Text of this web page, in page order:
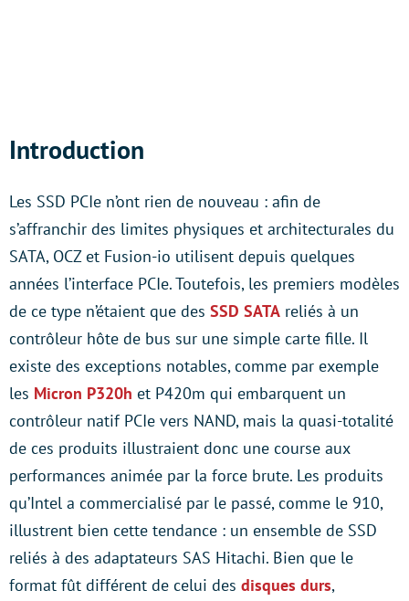
Introduction
Les SSD PCIe n’ont rien de nouveau : afin de
s’affranchir des limites physiques et architecturales du
SATA, OCZ et Fusion-io utilisent depuis quelques
années l’interface PCIe. Toutefois, les premiers modèles
de ce type n’étaient que des SSD SATA reliés à un
contrôleur hôte de bus sur une simple carte fille. Il
existe des exceptions notables, comme par exemple
les Micron P320h et P420m qui embarquent un
contrôleur natif PCIe vers NAND, mais la quasi-totalité
de ces produits illustraient donc une course aux
performances animée par la force brute. Les produits
qu’Intel a commercialisé par le passé, comme le 910,
illustrent bien cette tendance : un ensemble de SSD
reliés à des adaptateurs SAS Hitachi. Bien que le
format fût différent de celui des disques durs,